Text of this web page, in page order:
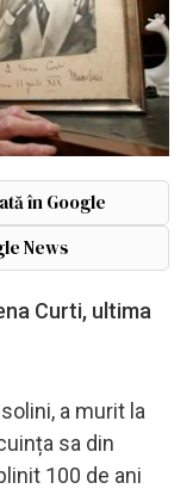
în Google
News
Curti, ultima
a murit la
sa din
100 de ani